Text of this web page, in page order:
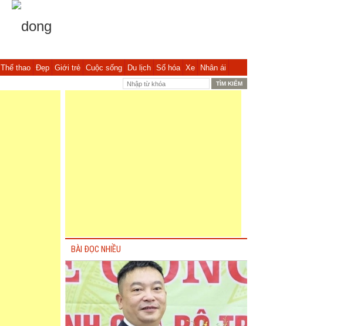
Thể thao Đẹp Giới trẻ Cuộc sống Du lịch Số hóa Xe Nhân ái
BÀI ĐỌC NHIỀU